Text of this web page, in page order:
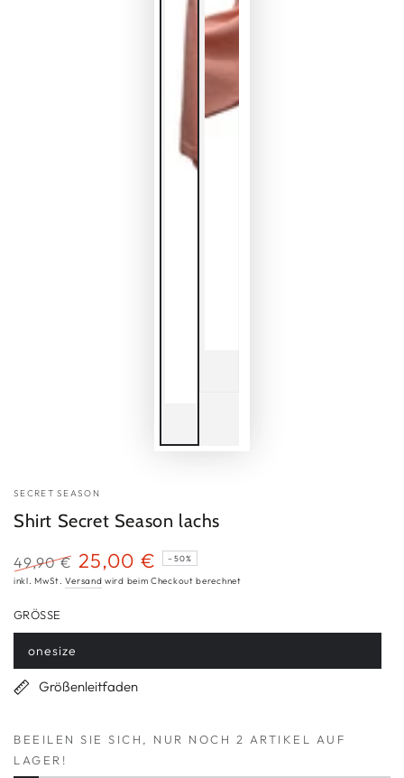
SECRET SEASON
Shirt Secret Season lachs
Regulärer
49,90 €
Verkaufspreis
25,00 € –50%
inkl. MwSt.Versand wird beim Checkout berechnet
GRÖSSE
onesize
Variante
ausverkauft
oder
nicht
Größenleitfaden
BEEILEN SIE SICH, NUR NOCH 2 ARTIKEL AUF
LAGER!